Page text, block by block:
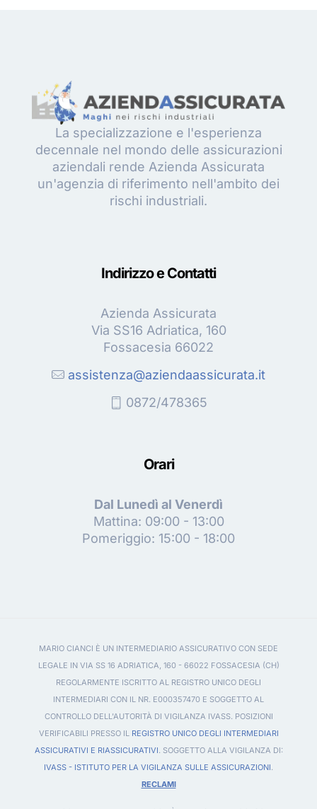
La specializzazione e l'esperienza
decennale nel mondo delle assicurazioni
aziendali rende Azienda Assicurata
un'agenzia di riferimento nell'ambito dei
rischi industriali.
Indirizzo e Contatti
Azienda Assicurata
Via SS16 Adriatica, 160
Fossacesia 66022
assistenza@aziendaassicurata.it
0872/478365
Orari
Dal Lunedì al Venerdì
Mattina: 09:00 - 13:00
Pomeriggio: 15:00 - 18:00
MARIO CIANCI È UN INTERMEDIARIO ASSICURATIVO CON SEDE
LEGALE IN VIA SS 16 ADRIATICA, 160 - 66022 FOSSACESIA (CH)
REGOLARMENTE ISCRITTO AL REGISTRO UNICO DEGLI
INTERMEDIARI CON IL NR. E000357470 E SOGGETTO AL
CONTROLLO DELL'AUTORITÀ DI VIGILANZA IVASS. POSIZIONI
VERIFICABILI PRESSO IL REGISTRO UNICO DEGLI INTERMEDIARI
ASSICURATIVI E RIASSICURATIVI. SOGGETTO ALLA VIGILANZA DI:
IVASS - ISTITUTO PER LA VIGILANZA SULLE ASSICURAZIONI.
RECLAMI